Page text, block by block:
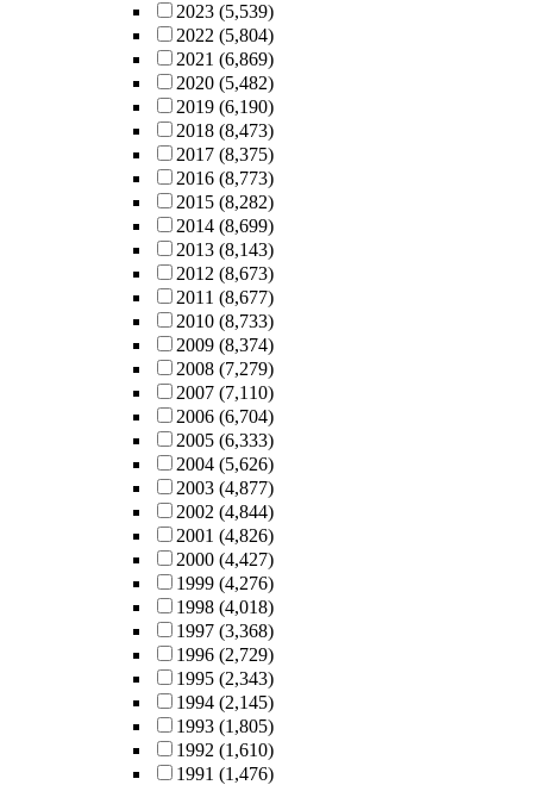
2023 (5,539)
2022 (5,804)
2021 (6,869)
2020 (5,482)
2019 (6,190)
2018 (8,473)
2017 (8,375)
2016 (8,773)
2015 (8,282)
2014 (8,699)
2013 (8,143)
2012 (8,673)
2011 (8,677)
2010 (8,733)
2009 (8,374)
2008 (7,279)
2007 (7,110)
2006 (6,704)
2005 (6,333)
2004 (5,626)
2003 (4,877)
2002 (4,844)
2001 (4,826)
2000 (4,427)
1999 (4,276)
1998 (4,018)
1997 (3,368)
1996 (2,729)
1995 (2,343)
1994 (2,145)
1993 (1,805)
1992 (1,610)
1991 (1,476)